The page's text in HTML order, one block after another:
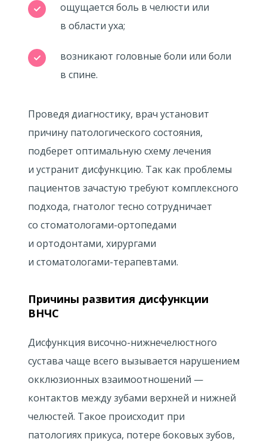
ощущается боль в челюсти или
в области уха;
возникают головные боли или боли
в спине.
Проведя диагностику, врач установит
причину патологического состояния,
подберет оптимальную схему лечения
и устранит дисфункцию. Так как проблемы
пациентов зачастую требуют комплексного
подхода, гнатолог тесно сотрудничает
со стоматологами-ортопедами
и ортодонтами, хирургами
и стоматологами-терапевтами.
Причины развития дисфункции
ВНЧС
Дисфункция височно-нижнечелюстного
сустава чаще всего вызывается нарушением
окклюзионных взаимоотношений —
контактов между зубами верхней и нижней
челюстей. Такое происходит при
патологиях прикуса, потере боковых зубов,